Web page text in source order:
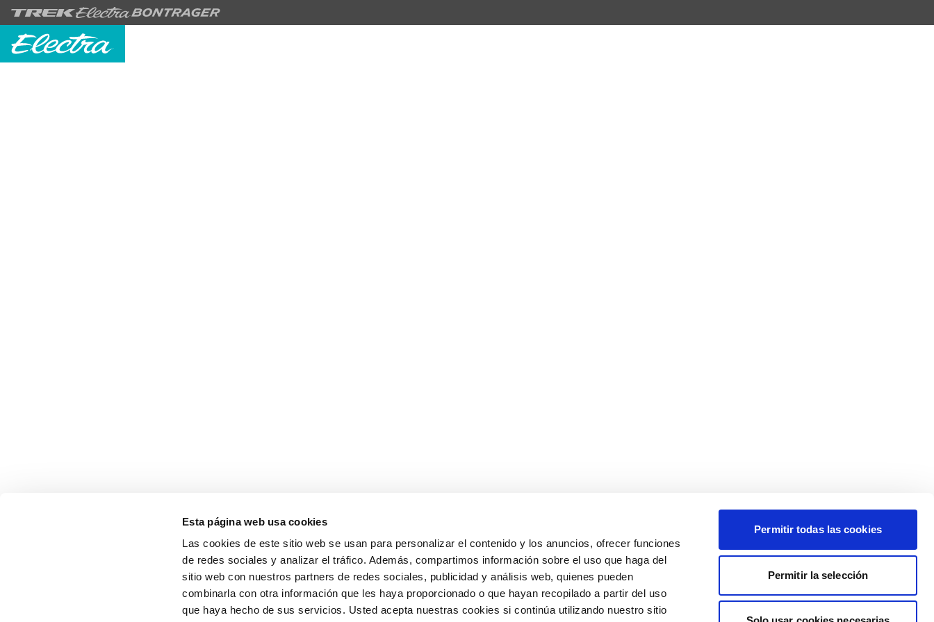
Esta página web usa cookies
Las cookies de este sitio web se usan para personalizar el contenido y los anuncios, ofrecer funciones
de redes sociales y analizar el tráfico. Además, compartimos información sobre el uso que haga del
sitio web con nuestros partners de redes sociales, publicidad y análisis web, quienes pueden
combinarla con otra información que les haya proporcionado o que hayan recopilado a partir del uso
que haya hecho de sus servicios. Usted acepta nuestras cookies si continúa utilizando nuestro sitio
Permitir todas las cookies
Permitir la selección